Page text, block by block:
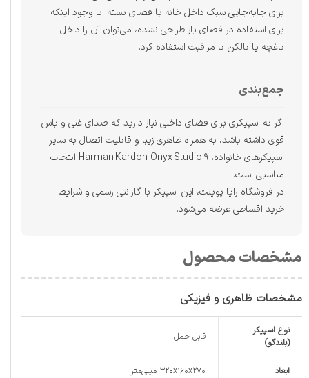
مشخصات محصول
مشخصات ظاهری و فیزیکی
نوع اسپیکر
(بلندگو)
قابل حمل
ابعاد ۳۲۰x۱۶۰x۲۷۰ میلی‌متر
برای جابه‌جایی سبک داخل خانه یا فضای بسته. با وجود اینکه
برای استفاده در فضای باز طراحی نشده، می‌توان آن را داخل
باغچه یا بالکن با مراقبت استفاده کرد.
جمع‌بندی
اگر به اسپیکری برای فضای داخلی نیاز دارید که صدای غنی و باس
قوی داشته باشد، به همراه ظاهری زیبا و قابلیت اتصال به سایر
اسپیکرهای خانواده، Harman Kardon Onyx Studio 9 انتخاب
مناسبی است.
در فروشگاه رایا پوینت، این اسپیکر با گارانتی رسمی و شرایط
خرید اقساطی عرضه می‌شود.